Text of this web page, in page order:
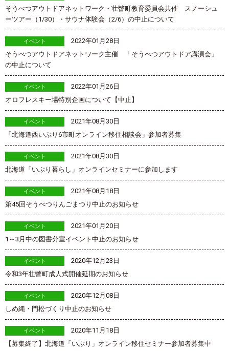
そうべつアウトドアネットワーク・壮瞥町教育委員会共催 スノーシュ
ーツアー（1/30）・サウナ体験会（2/6）の中止について
イベント
2022年01月28日
そうべつアウトドアネットワーク主催 「そうべつアウトドア講演会」
の中止について
イベント
2022年01月26日
オロフレスキー場特別企画について【中止】
イベント
2021年08月30日
「北海道西いぶり6市町オンライン移住相談会」参加者募集
イベント
2021年08月30日
北海道「いぶり暮らし」オンラインセミナーに参加します
イベント
2021年08月18日
第45回そうべつりんごまつり中止のお知らせ
イベント
2021年01月20日
1～3月中の図書分室イベント中止のお知らせ
イベント
2020年12月23日
令和3年壮瞥町成人式開催延期のお知らせ
イベント
2020年12月08日
しめ縄・門松づくり中止のお知らせ
イベント
2020年11月18日
【募集終了】北海道「いぶり」オンライン移住セミナー参加者募集中